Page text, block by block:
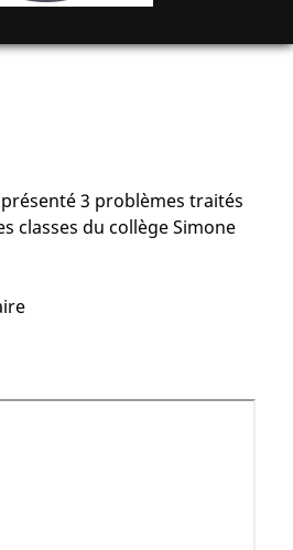
3 problèmes traités
classes du collège Simone